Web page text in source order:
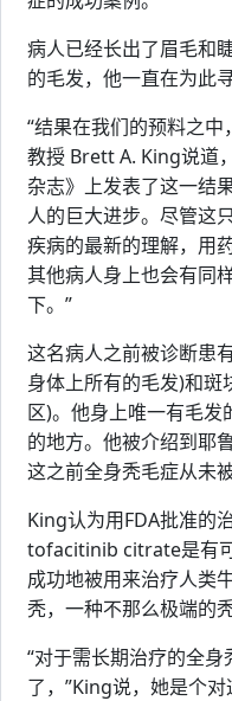
病人已经长出了眉毛和
的毛发，他一直在为此
“结果在我们的预料之
教授 Brett A. King说道
杂志》上发表了这一结
人的巨大进步。尽管这
疾病的最新的理解，用
其他病人身上也会有同
下。”
这名病人之前被诊断患
身体上所有的毛发)和
区)。他身上唯一有毛
的地方。他被介绍到耶
这之前全身秃毛症从未
King认为用FDA批准的
tofacitinib citrate是有
成功地被用来治疗人类
秃，一种不那么极端的秃
“对于需长期治疗的全
了，”King说，她是个